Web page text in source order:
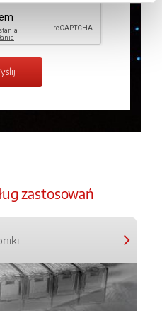
zastosowań